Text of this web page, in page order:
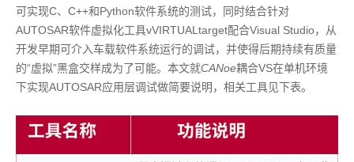
可实现C、C++和Python软件系统的测试，同时结合针对
AUTOSAR软件虚拟化工具vVIRTUALtarget配合Visual Studio，从
开发早期可介入车载软件系统运行的调试，并使得后期持续有质量
的“虚拟”黑盒交样成为了可能。本文就CANoe耦合VS在单机环境
下实现AUTOSAR应用层调试做简要说明，相关工具见下表。